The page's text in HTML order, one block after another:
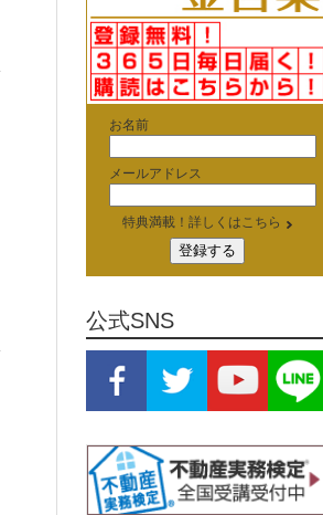
お名前
メールアドレス
特典満載！詳しくはこちら
公式SNS